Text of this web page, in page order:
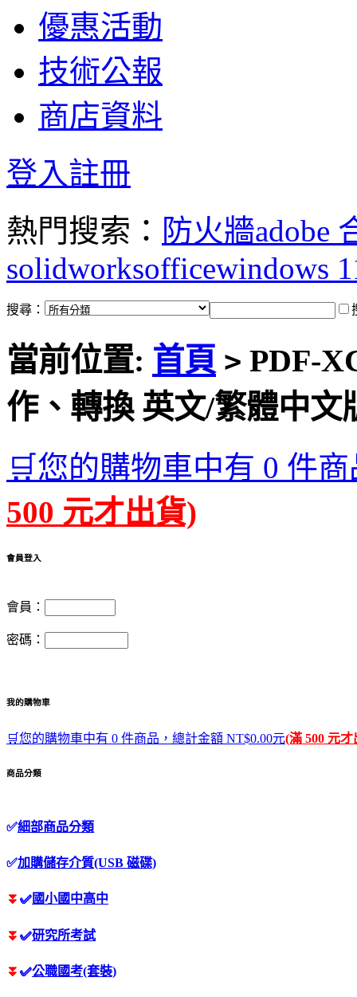
優惠活動
技術公報
商店資料
登入註冊
熱門搜索： 防火牆adobe
solidworksofficewindows
搜尋：
當前位置: 首頁 > PDF-
作、轉換 英文/繁體中文
🛒您的購物車中有 0 件
500 元才出貨)
會員登入
會員：
密碼：
我的購物車
🛒您的購物車中有 0 件商品，總計金額 NT$0.00元(滿 500 元才
商品分類
✅細部商品分類
✅加購儲存介質(USB 磁碟)
⏬ ✅國小國中高中
⏬ ✅研究所考試
⏬ ✅公職國考(套裝)